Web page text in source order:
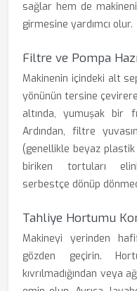
sağlar hem de
girmesine yardımcı olur.
Filtre ve Pompa
Makinenin içindeki alt
yönünün tersine
altında, yumuşak bir
Ardından, filtre
(genellikle beyaz
biriken tortuları
serbestçe dönüp
Tahliye Hortumu
Makineyi yerinden
gözden geçirin.
kıvrılmadığından veya